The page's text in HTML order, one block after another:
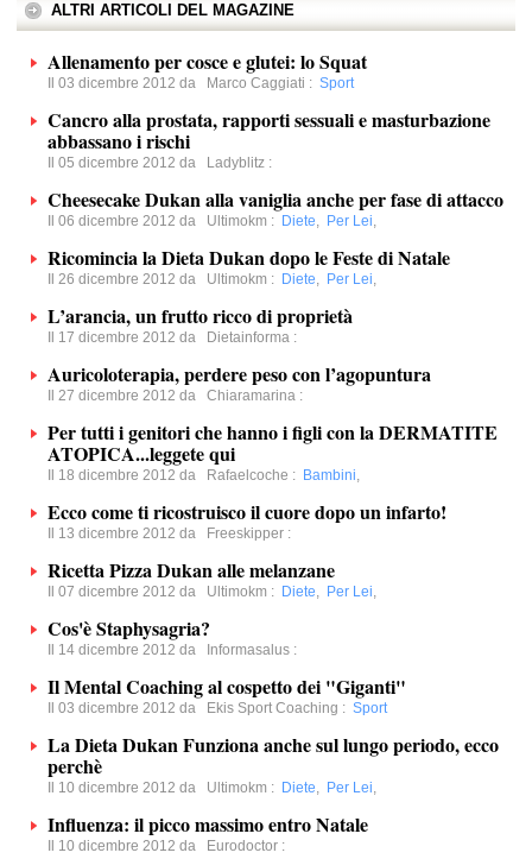
ALTRI ARTICOLI DEL MAGAZINE
Allenamento per cosce e glutei: lo Squat
Il 03 dicembre 2012 da Marco Caggiati : Sport
Cancro alla prostata, rapporti sessuali e masturbazione
abbassano i rischi
Il 05 dicembre 2012 da Ladyblitz :
Cheesecake Dukan alla vaniglia anche per fase di attacco
Il 06 dicembre 2012 da Ultimokm : Diete, Per Lei,
Ricomincia la Dieta Dukan dopo le Feste di Natale
Il 26 dicembre 2012 da Ultimokm : Diete, Per Lei,
L’arancia, un frutto ricco di proprietà
Il 17 dicembre 2012 da Dietainforma :
Auricoloterapia, perdere peso con l’agopuntura
Il 27 dicembre 2012 da Chiaramarina :
Per tutti i genitori che hanno i figli con la DERMATITE
ATOPICA...leggete qui
Il 18 dicembre 2012 da Rafaelcoche : Bambini,
Ecco come ti ricostruisco il cuore dopo un infarto!
Il 13 dicembre 2012 da Freeskipper :
Ricetta Pizza Dukan alle melanzane
Il 07 dicembre 2012 da Ultimokm : Diete, Per Lei,
Cos'è Staphysagria?
Il 14 dicembre 2012 da Informasalus :
Il Mental Coaching al cospetto dei "Giganti"
Il 03 dicembre 2012 da Ekis Sport Coaching : Sport
La Dieta Dukan Funziona anche sul lungo periodo, ecco
perchè
Il 10 dicembre 2012 da Ultimokm : Diete, Per Lei,
Influenza: il picco massimo entro Natale
Il 10 dicembre 2012 da Eurodoctor :